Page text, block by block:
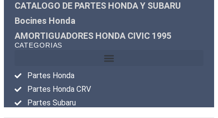
CATALOGO DE PARTES HONDA Y SUBARU
Bocines Honda
AMORTIGUADORES HONDA CIVIC 1995
CATEGORIAS
Partes Honda
Partes Honda CRV
Partes Subaru